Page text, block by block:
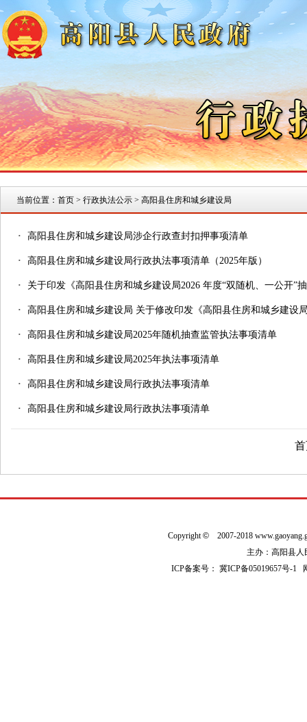
当前位置： 首页 > 行政执法公示 > 高阳县住房和城乡建设局
· 高阳县住房和城乡建设局涉企行政查封扣押事项清单
· 高阳县住房和城乡建设局行政执法事项清单（2025年版）
· 关于印发《高阳县住房和城乡建设局2026 年度“双随机、一公开”
· 高阳县住房和城乡建设局 关于修改印发《高阳县住房和城乡建设
· 高阳县住房和城乡建设局2025年随机抽查监管执法事项清单
· 高阳县住房和城乡建设局2025年执法事项清单
· 高阳县住房和城乡建设局行政执法事项清单
· 高阳县住房和城乡建设局行政执法事项清单
Copyright©2007-2018
主办：高阳县人
ICP备案号： 冀ICP备05019657号-1网